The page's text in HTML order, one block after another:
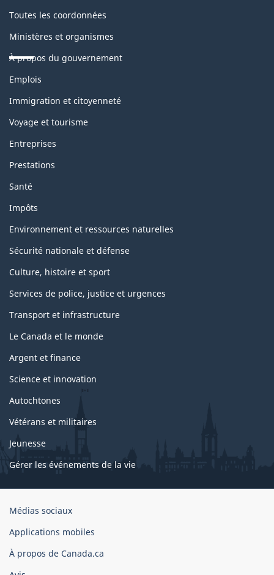
Toutes les coordonnées
Ministères et organismes
À propos du gouvernement
Thèmes
sujets
Emplois
Immigration et citoyenneté
Voyage et tourisme
Entreprises
Prestations
Santé
Impôts
Environnement et ressources naturelles
Sécurité nationale et défense
Culture, histoire et sport
Services de police, justice et urgences
Transport et infrastructure
Le Canada et le monde
Argent et finance
Science et innovation
Autochtones
Vétérans et militaires
Jeunesse
Gérer les événements de la vie
Organisation
gouvernement
du
Canada
Médias sociaux
Applications mobiles
À propos de Canada.ca